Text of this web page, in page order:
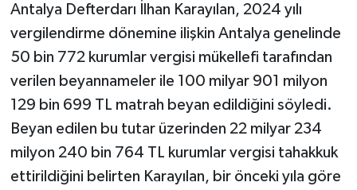
Antalya Defterdarı İlhan Karayılan, 2024 yılı
vergilendirme dönemine ilişkin Antalya genelinde
50 bin 772 kurumlar vergisi mükellefi tarafından
verilen beyannameler ile 100 milyar 901 milyon
129 bin 699 TL matrah beyan edildiğini söyledi.
Beyan edilen bu tutar üzerinden 22 milyar 234
milyon 240 bin 764 TL kurumlar vergisi tahakkuk
ettirildiğini belirten Karayılan, bir önceki yıla göre
Yaşam